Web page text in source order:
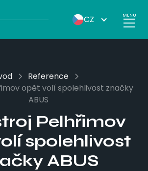
CZ MENU
Reference
opět volí spolehlivost značky
ABUS
Pelhřimov
spolehlivost
ABUS